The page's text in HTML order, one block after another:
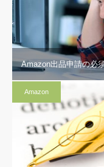
Amazon出品申請の必
Amazon